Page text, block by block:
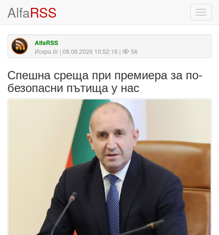
AlfaRSS
AlfaRSS
Искра.бг | 08.06.2026 10:52:16 | 56
Спешна среща при премиера за по-
безопасни пътища у нас